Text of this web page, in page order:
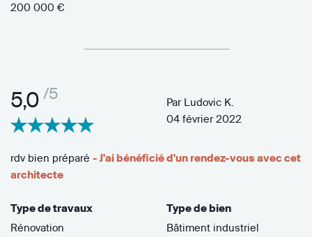
200 000 €
5,0 /5 Par Ludovic K.
04 février 2022
rdv bien préparé - J'ai bénéficié d'un rendez-vous avec cet
architecte
Type de travaux
Rénovation
Type de bien
Bâtiment industriel